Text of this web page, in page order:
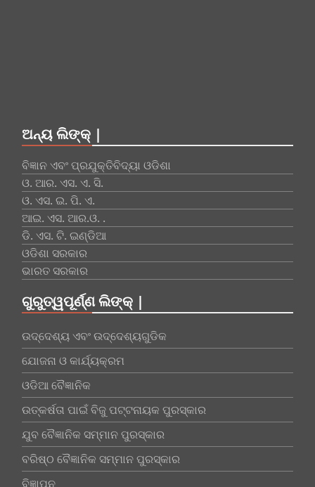
ଅନ୍ୟ ଲିଙ୍କ୍ |
ବିଜ୍ଞାନ ଏବଂ ପ୍ରଯୁକ୍ତିବିଦ୍ୟା ଓଡିଶା
ଓ. ଆର. ଏସ. ଏ. ସି.
ଓ. ଏସ. ଇ. ପି. ଏ.
ଆଇ. ଏସ. ଆର.ଓ. .
ଡି. ଏସ. ଟି. ଇଣ୍ଡିଆ
ଓଡିଶା ସରକାର
ଭାରତ ସରକାର
ଗୁରୁତ୍ୱପୂର୍ଣ୍ଣ ଲିଙ୍କ୍ |
ଉଦ୍ଦେଶ୍ୟ ଏବଂ ଉଦ୍ଦେଶ୍ୟଗୁଡିକ
ଯୋଜନା ଓ କାର୍ଯ୍ୟକ୍ରମ
ଓଡିଆ ବୈଜ୍ଞାନିକ
ଉତ୍କର୍ଷତା ପାଇଁ ବିଜୁ ପଟ୍ଟନାୟକ ପୁରସ୍କାର
ଯୁବ ବୈଜ୍ଞାନିକ ସମ୍ମାନ ପୁରସ୍କାର
ବରିଷ୍ଠ ବୈଜ୍ଞାନିକ ସମ୍ମାନ ପୁରସ୍କାର
ବିଜ୍ଞାପନ